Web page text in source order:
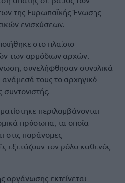
της Ευρωπαϊκής Ένωσης
ενισχύσεων.
στο πλαίσιο
των αρμόδιων αρχών.
συνελήφθησαν συνολικά
τους το αρχηγικό
συντονιστής.
περιλαμβάνονται
πρόσωπα, τα οποία
στις παράνομες
εξετάζουν τον ρόλο καθενός
οργάνωσης εκτείνεται